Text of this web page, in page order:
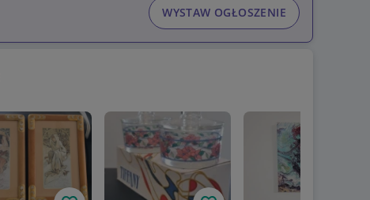
WYSTAW OGŁOSZENIE